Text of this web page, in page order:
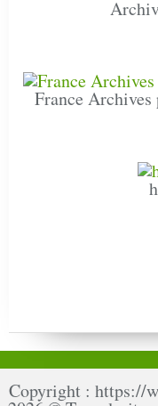
France
Copyright : https://